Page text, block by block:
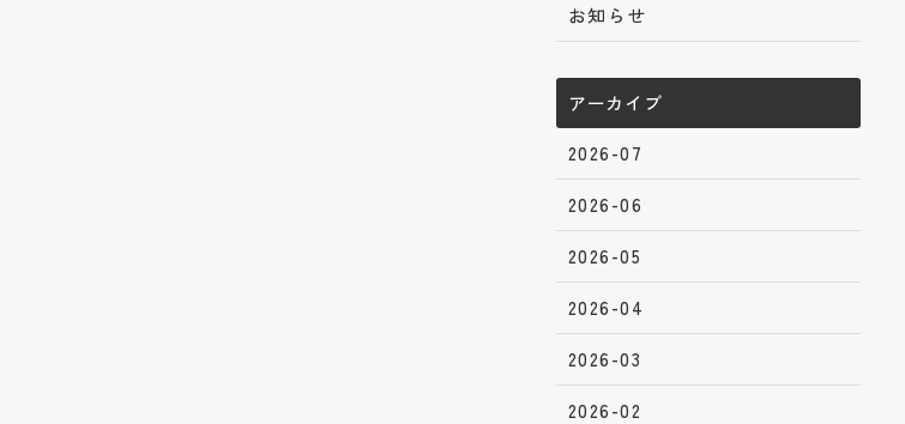
お知らせ
アーカイブ
2026-07
2026-06
2026-05
2026-04
2026-03
2026-02